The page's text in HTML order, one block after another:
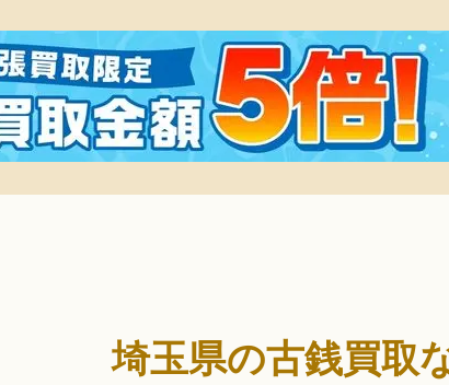
埼玉県の古銭買取